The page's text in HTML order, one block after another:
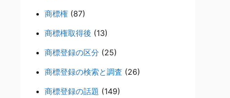
商標権 (87)
商標権取得後 (13)
商標登録の区分 (25)
商標登録の検索と調査 (26)
商標登録の話題 (149)